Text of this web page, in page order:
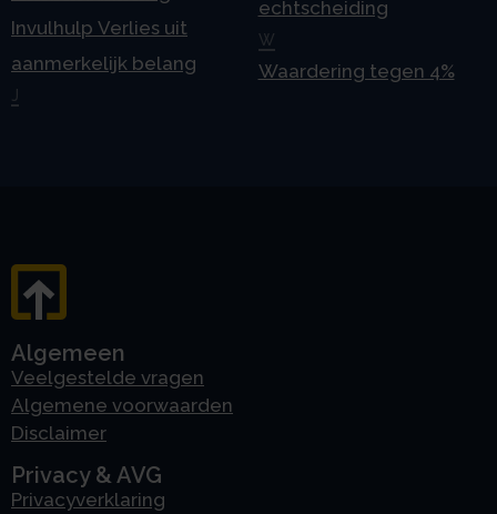
Invulhulp Verlies uit
aanmerkelijk belang
J
echtscheiding
W
Waardering tegen 4%
Algemeen
Veelgestelde vragen
Algemene voorwaarden
Disclaimer
Privacy & AVG
Privacyverklaring